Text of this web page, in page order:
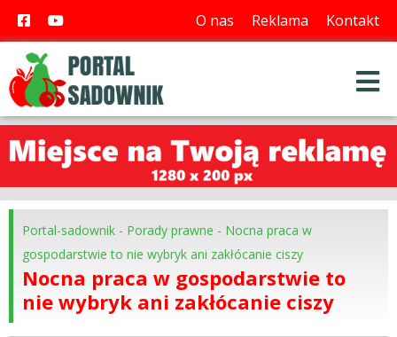
O nas Reklama Kontakt
Portal-sadownik - Porady prawne - Nocna praca w
gospodarstwie to nie wybryk ani zakłócanie ciszy
Nocna praca w gospodarstwie to
nie wybryk ani zakłócanie ciszy